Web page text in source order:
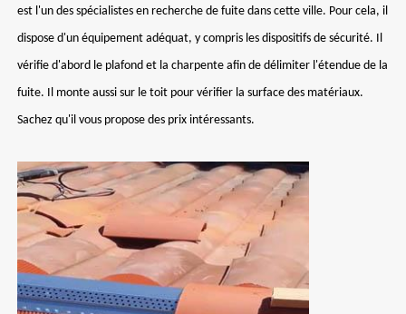
est l'un des spécialistes en recherche de fuite dans cette ville. Pour cela, il
dispose d'un équipement adéquat, y compris les dispositifs de sécurité. Il
vérifie d'abord le plafond et la charpente afin de délimiter l'étendue de la
fuite. Il monte aussi sur le toit pour vérifier la surface des matériaux.
Sachez qu'il vous propose des prix intéressants.